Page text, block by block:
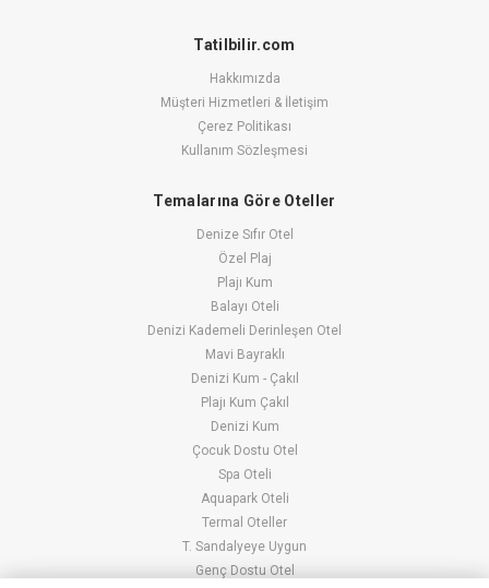
Tatilbilir.com
Hakkımızda
Müşteri Hizmetleri & İletişim
Çerez Politikası
Kullanım Sözleşmesi
Temalarına Göre Oteller
Denize Sıfır Otel
Özel Plaj
Plajı Kum
Balayı Oteli
Denizi Kademeli Derinleşen Otel
Mavi Bayraklı
Denizi Kum - Çakıl
Plajı Kum Çakıl
Denizi Kum
Çocuk Dostu Otel
Spa Oteli
Aquapark Oteli
Termal Oteller
T. Sandalyeye Uygun
Genç Dostu Otel